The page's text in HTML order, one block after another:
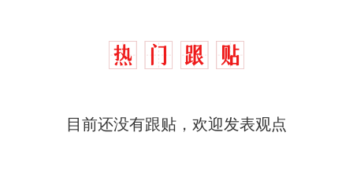
目前还没有跟贴，欢迎发表观点
因老师一句“跟我回家”改写了